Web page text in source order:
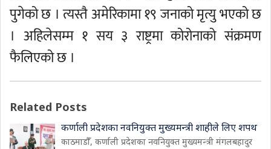
पुगेको छ । त्यस्तै अमेरिकामा १९ जनाको मृत्यु भएको छ
। अहिलेसम्म १ सय ३ राष्ट्रमा कोरोनाको संक्रमण
फैलिएको छ ।
Related Posts
कर्णाली प्रदेशका नवनियुक्त मुख्यमन्त्री शाहीले लिए शपथ
काठमाडौँ, कर्णाली प्रदेशका नवनियुक्त मुख्यमन्त्री मंगलबहादुर